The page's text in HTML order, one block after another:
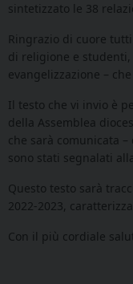
sintetizzato le 38
Ringrazio di cuore
di religione e studenti,
evangelizzazione –
Il testo che vi invio è
della Assemblea
che sarà comunicata
sono stati segnalati
Questo testo sarà
2022-2023,
Con il più cordiale